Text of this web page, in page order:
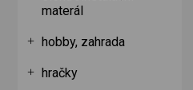
materál
hobby, zahrada
hračky